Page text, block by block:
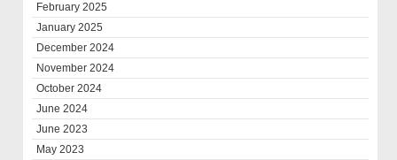
February 2025
January 2025
December 2024
November 2024
October 2024
June 2024
June 2023
May 2023